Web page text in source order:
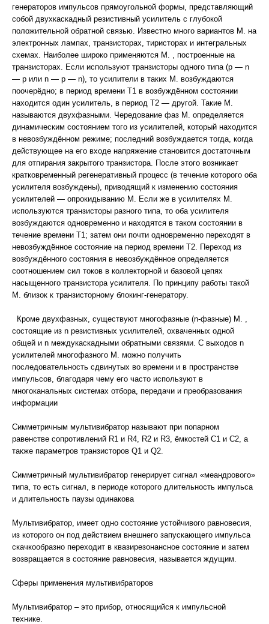
генераторов импульсов прямоугольной формы, представляющий
собой двухкаскадный резистивный усилитель с глубокой
положительной обратной связью. Известно много вариантов М. на
электронных лампах, транзисторах, тиристорах и интегральных
схемах. Наиболее широко применяются М. , построенные на
транзисторах. Если используют транзисторы одного типа (р — n
— р или n — p — n), то усилители в таких М. возбуждаются
поочерёдно; в период времени T1 в возбуждённом состоянии
находится один усилитель, в период T2 — другой. Такие М.
называются двухфазными. Чередование фаз М. определяется
динамическим состоянием того из усилителей, который находится
в невозбуждённом режиме; последний возбуждается тогда, когда
действующее на его входе напряжение становится достаточным
для отпирания закрытого транзистора. После этого возникает
кратковременный регенеративный процесс (в течение которого оба
усилителя возбуждены), приводящий к изменению состояния
усилителей — опрокидыванию М. Если же в усилителях М.
используются транзисторы разного типа, то оба усилителя
возбуждаются одновременно и находятся в таком состоянии в
течение времени T1; затем они почти одновременно переходят в
невозбуждённое состояние на период времени Т2. Переход из
возбуждённого состояния в невозбуждённое определяется
соотношением сил токов в коллекторной и базовой цепях
насыщенного транзистора усилителя. По принципу работы такой
М. близок к транзисторному блокинг-генератору.
Кроме двухфазных, существуют многофазные (n-фазные) М. ,
состоящие из n резистивных усилителей, охваченных одной
общей и n междукаскадными обратными связями. С выходов n
усилителей многофазного М. можно получить
последовательность сдвинутых во времени и в пространстве
импульсов, благодаря чему его часто используют в
многоканальных системах отбора, передачи и преобразования
информации
Симметричным мультивибратор называют при попарном
равенстве сопротивлений R1 и R4, R2 и R3, ёмкостей C1 и C2, а
также параметров транзисторов Q1 и Q2.
Симметричный мультивибратор генерирует сигнал «меандрового»
типа, то есть сигнал, в периоде которого длительность импульса
и длительность паузы одинакова
Мультивибратор, имеет одно состояние устойчивого равновесия,
из которого он под действием внешнего запускающего импульса
скачкообразно переходит в квазирезонансное состояние и затем
возвращается в состояние равновесия, называется ждущим.
Сферы применения мультивибраторов
Мультивибратор – это прибор, относящийся к импульсной
технике.